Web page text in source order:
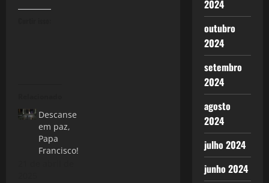
Descanse
em paz,
Papa
Francisco!
2024
outubro
2024
setembro
2024
agosto
2024
julho 2024
junho 2024